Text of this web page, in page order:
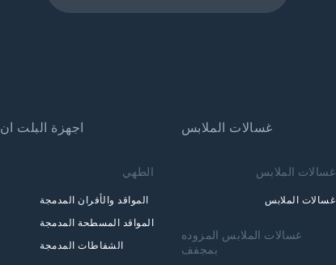
غسالات الملابس
غسالات الملابس
غسالات الملابس
غسالات الملابس المزوده
بمجفف
اجهزة البلت ان
الطهي
المواقد والأفران المدمجة
المواقد المسطحة المدمجة
الشفاطات المدمجة